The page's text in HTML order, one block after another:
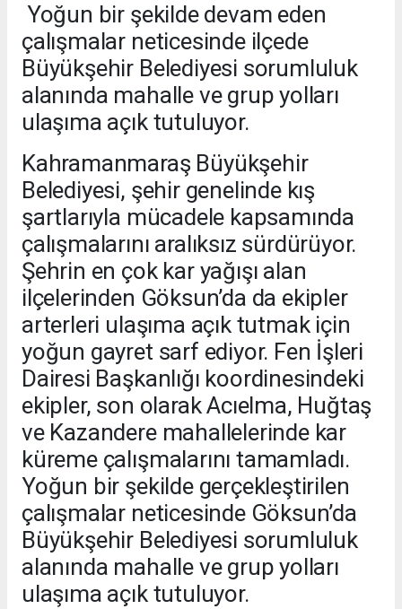
Yoğun bir şekilde devam eden
çalışmalar neticesinde ilçede
Büyükşehir Belediyesi sorumluluk
alanında mahalle ve grup yolları
ulaşıma açık tutuluyor.
Kahramanmaraş Büyükşehir
Belediyesi, şehir genelinde kış
şartlarıyla mücadele kapsamında
çalışmalarını aralıksız sürdürüyor.
Şehrin en çok kar yağışı alan
ilçelerinden Göksun’da da ekipler
arterleri ulaşıma açık tutmak için
yoğun gayret sarf ediyor. Fen İşleri
Dairesi Başkanlığı koordinesindeki
ekipler, son olarak Acıelma, Huğtaş
ve Kazandere mahallelerinde kar
küreme çalışmalarını tamamladı.
Yoğun bir şekilde gerçekleştirilen
çalışmalar neticesinde Göksun’da
Büyükşehir Belediyesi sorumluluk
alanında mahalle ve grup yolları
ulaşıma açık tutuluyor.